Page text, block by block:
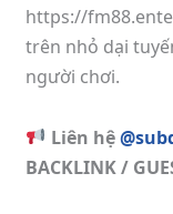
https://
trên nhỏ dại
người chơi.
Liên hệ
BACKLINK /